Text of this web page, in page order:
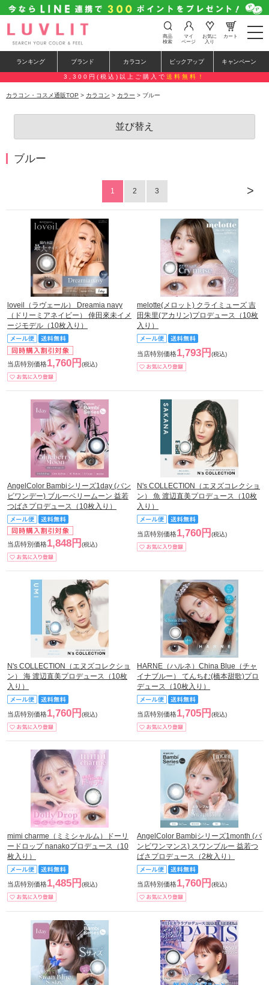
t
o
e
n
t
商品
検索
マイ
ページ
お気に
入り
カート
ランキング ブランド カラコン ピックアップ キャンペーン
3,300円(税込)以上ご購入で 送料無料！
カラコン・コスメ通販TOP > カラコン > カラー > ブルー
並び替え
ブルー
>
1 2 3
loveil（ラヴェール） Dreamia navy
（ドリーミアネイビー） 倖田來未イメ
ージモデル（10枚入り）
当店特別価格1,760円 (税込)
melotte(メロット) クライミューズ 吉
田朱里(アカリン)プロデュース（10枚
入り）
当店特別価格1,793円 (税込)
AngelColor Bambiシリーズ1day (バン
ビワンデー) ブルーベリームーン 益若
つばさプロデュース（10枚入り）
当店特別価格1,848円 (税込)
N's COLLECTION（エヌズコレクショ
ン） 魚 渡辺直美プロデュース（10枚
入り）
当店特別価格1,760円 (税込)
N's COLLECTION（エヌズコレクショ
ン） 海 渡辺直美プロデュース（10枚
入り）
当店特別価格1,760円 (税込)
HARNE（ハルネ）China Blue（チャ
イナブルー） てんちむ(橋本甜歌)プロ
デュース（10枚入り）
当店特別価格1,705円 (税込)
mimi charme（ミミシャルム）ドーリ
ードロップ nanakoプロデュース（10
枚入り）
当店特別価格1,485円 (税込)
AngelColor Bambiシリーズ1month (バ
ンビワンマンス) スワンブルー 益若つ
ばさプロデュース（2枚入り）
当店特別価格1,760円 (税込)